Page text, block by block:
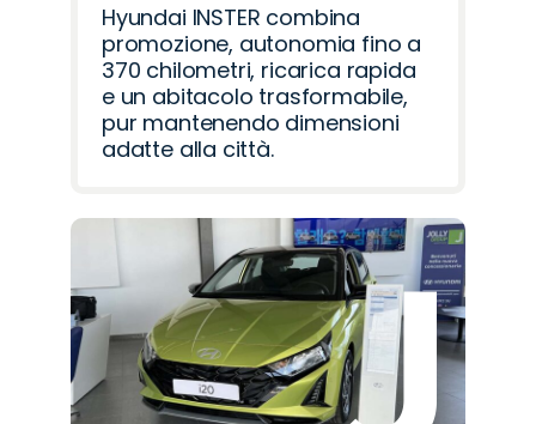
Hyundai INSTER combina
promozione, autonomia fino a
370 chilometri, ricarica rapida
e un abitacolo trasformabile,
pur mantenendo dimensioni
adatte alla città.